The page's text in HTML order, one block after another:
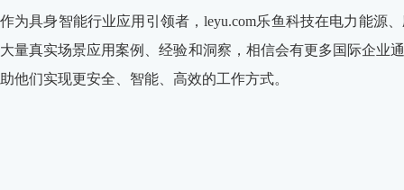
作为具身智能行业应用引领者，leyu.com乐鱼科技在电力能源
大量真实场景应用案例、经验和洞察，相信会有更多国际企业
助他们实现更安全、智能、高效的工作方式。